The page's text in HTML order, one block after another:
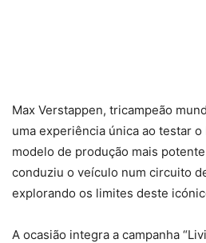
Max Verstappen, tricampeão
uma experiência única ao testar
modelo de produção mais
conduziu o veículo num circuito
explorando os limites deste
A ocasião integra a campanha